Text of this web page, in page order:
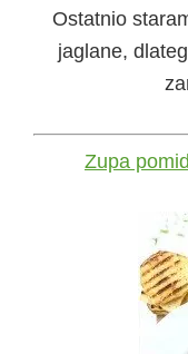
Ostatnio
jaglane,
Zupa